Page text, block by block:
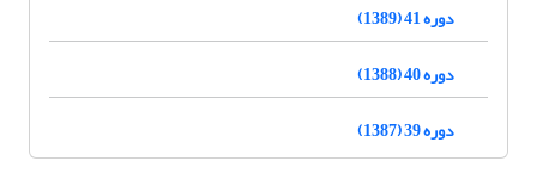
دوره 41 (1389)
دوره 40 (1388)
دوره 39 (1387)